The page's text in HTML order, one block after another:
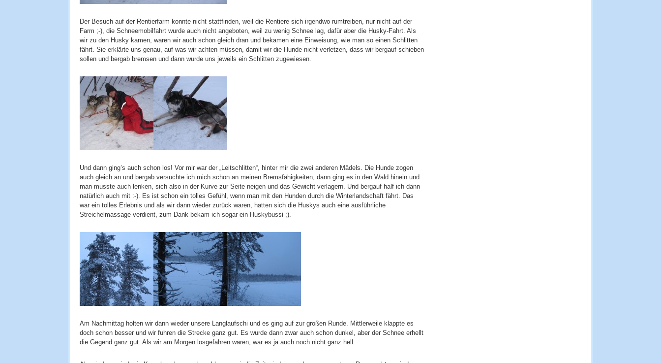
Der Besuch auf der Rentierfarm konnte nicht stattfinden, weil die Rentiere sich irgendwo rumtreiben, nur nicht auf der
Farm ;-), die Schneemobilfahrt wurde auch nicht angeboten, weil zu wenig Schnee lag, dafür aber die Husky-Fahrt. Als
wir zu den Husky kamen, waren wir auch schon gleich dran und bekamen eine Einweisung, wie man so einen Schlitten
fährt. Sie erklärte uns genau, auf was wir achten müssen, damit wir die Hunde nicht verletzen, dass wir bergauf schieben
sollen und bergab bremsen und dann wurde uns jeweils ein Schlitten zugewiesen.
Und dann ging’s auch schon los! Vor mir war der „Leitschlitten“, hinter mir die zwei anderen Mädels. Die Hunde zogen
auch gleich an und bergab versuchte ich mich schon an meinen Bremsfähigkeiten, dann ging es in den Wald hinein und
man musste auch lenken, sich also in der Kurve zur Seite neigen und das Gewicht verlagern. Und bergauf half ich dann
natürlich auch mit :-). Es ist schon ein tolles Gefühl, wenn man mit den Hunden durch die Winterlandschaft fährt. Das
war ein tolles Erlebnis und als wir dann wieder zurück waren, hatten sich die Huskys auch eine ausführliche
Streichelmassage verdient, zum Dank bekam ich sogar ein Huskybussi ;).
Am Nachmittag holten wir dann wieder unsere Langlaufschi und es ging auf zur großen Runde. Mittlerweile klappte es
doch schon besser und wir fuhren die Strecke ganz gut. Es wurde dann zwar auch schon dunkel, aber der Schnee erhellt
die Gegend ganz gut. Als wir am Morgen losgefahren waren, war es ja auch noch nicht ganz hell.